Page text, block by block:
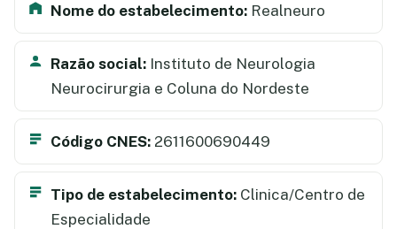
Nome do estabelecimento: Realneuro
Razão social: Instituto de Neurologia
Neurocirurgia e Coluna do Nordeste
Código CNES: 2611600690449
Tipo de estabelecimento: Clinica/Centro de
Especialidade